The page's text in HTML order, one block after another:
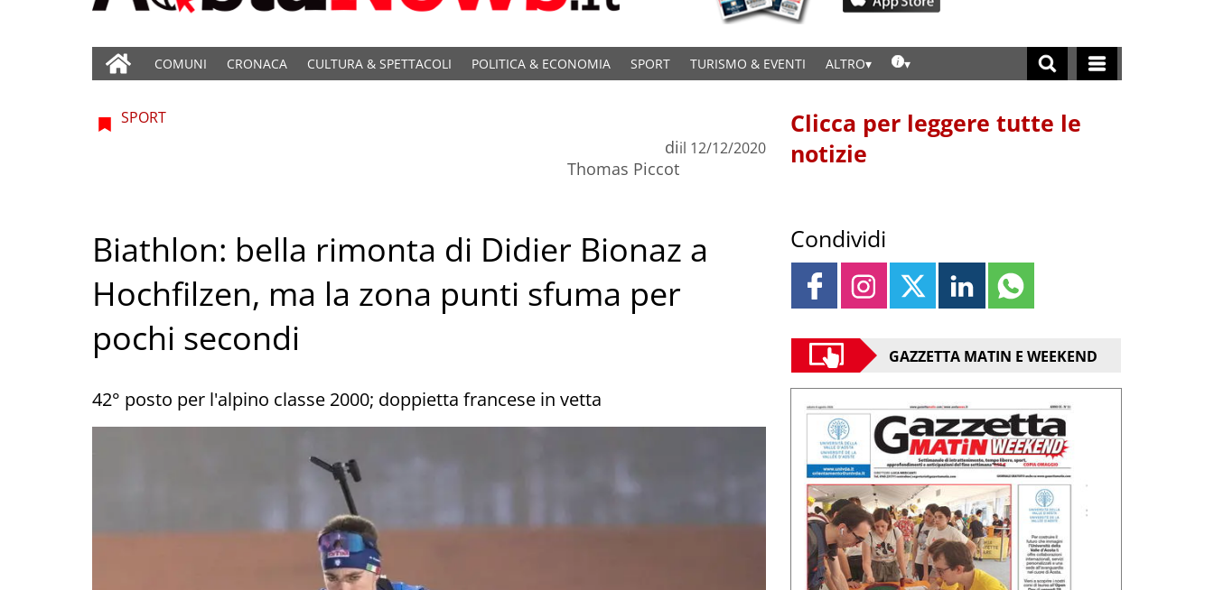
COMUNI CRONACA CULTURA & SPETTACOLI POLITICA & ECONOMIA SPORT TURISMO & EVENTI ALTRO
SPORT
di
Thomas Piccot
il 12/12/2020
Biathlon: bella rimonta di Didier Bionaz a
Hochfilzen, ma la zona punti sfuma per
pochi secondi
42° posto per l'alpino classe 2000; doppietta francese in vetta
Clicca per leggere tutte le
notizie
Condividi
GAZZETTA MATIN E WEEKEND